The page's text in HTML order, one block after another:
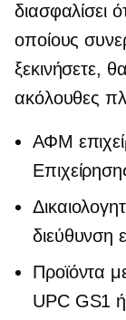
διασφαλίσει
οποίους
ξεκινήσετε,
ακόλουθες
ΑΦΜ
διεύθυνση
Προϊόντα
UPC GS1